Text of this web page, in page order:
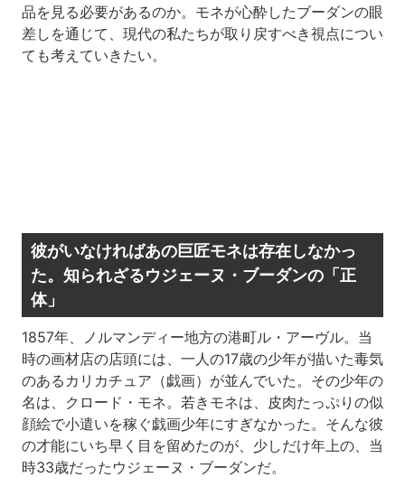
品を見る必要があるのか。モネが心酔したブーダンの眼
差しを通じて、現代の私たちが取り戻すべき視点につい
ても考えていきたい。
彼がいなければあの巨匠モネは存在しなかっ
た。知られざるウジェーヌ・ブーダンの「正
体」
1857年、ノルマンディー地方の港町ル・アーヴル。当
時の画材店の店頭には、一人の17歳の少年が描いた毒気
のあるカリカチュア（戯画）が並んでいた。その少年の
名は、クロード・モネ。若きモネは、皮肉たっぷりの似
顔絵で小遣いを稼ぐ戯画少年にすぎなかった。そんな彼
の才能にいち早く目を留めたのが、少しだけ年上の、当
時33歳だったウジェーヌ・ブーダンだ。